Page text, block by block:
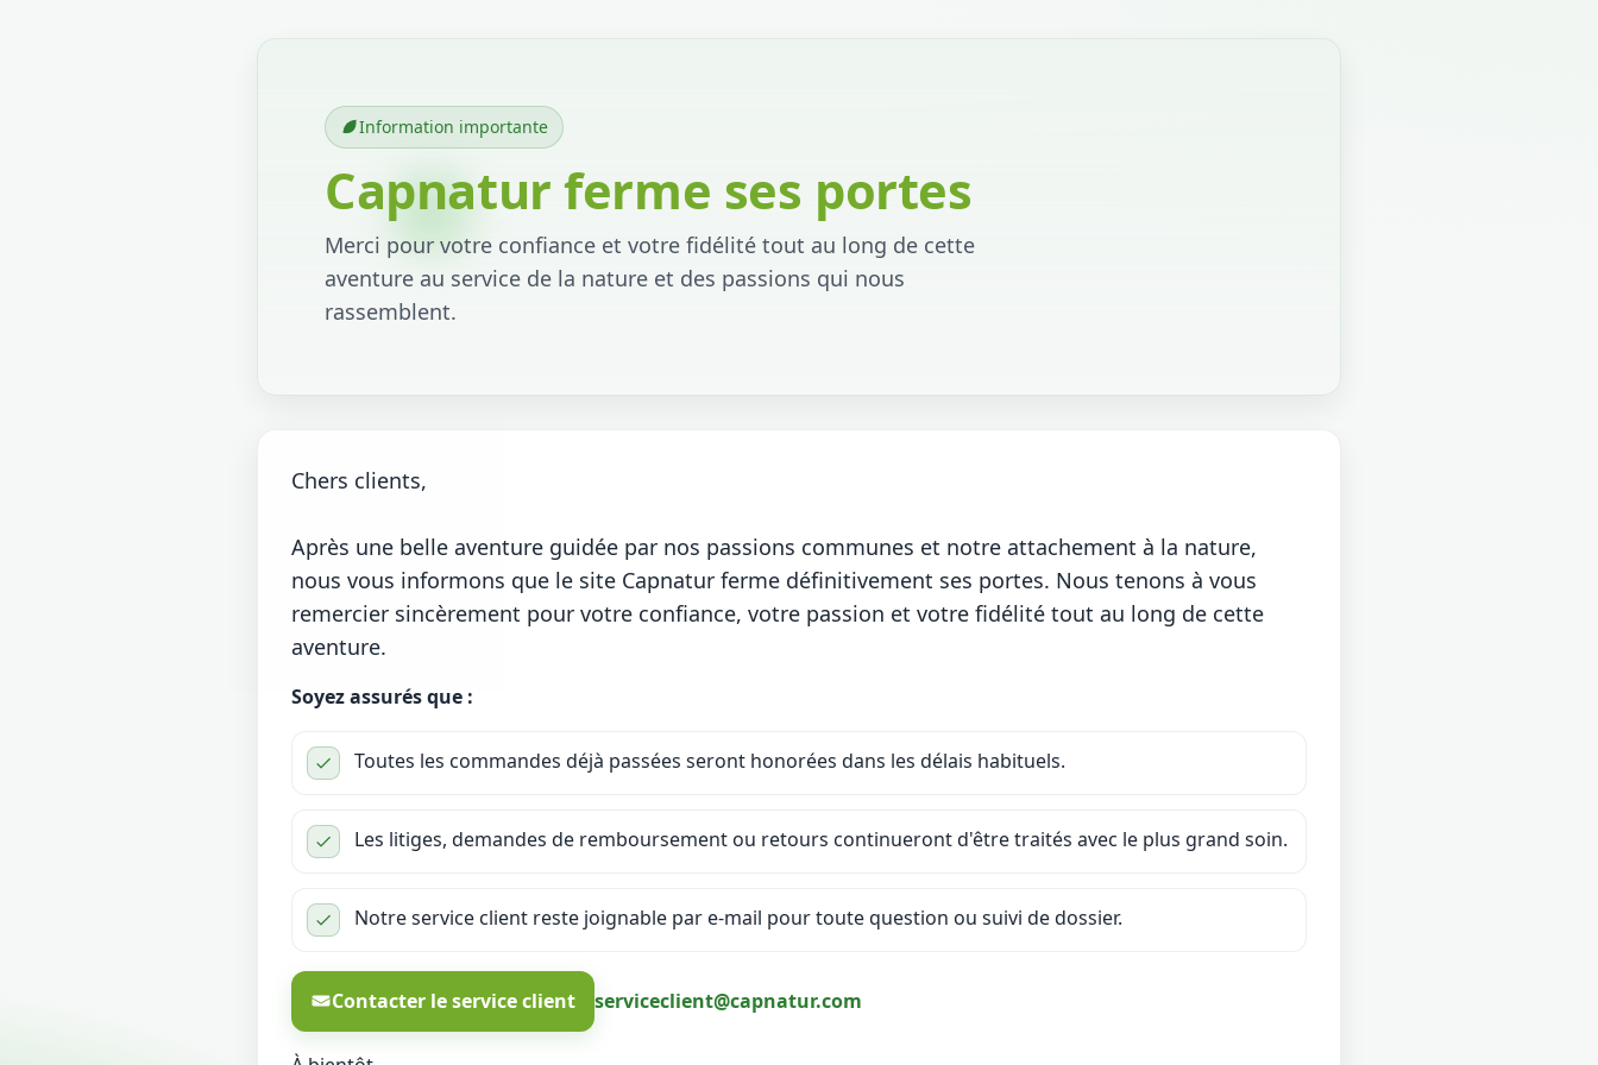
Information importante
Capnatur ferme ses portes
Merci pour votre confiance et votre fidélité tout au long de cette
aventure au service de la nature et des passions qui nous
rassemblent.
Chers clients,
Après une belle aventure guidée par nos passions communes et notre attachement à la nature,
nous vous informons que le site Capnatur ferme définitivement ses portes. Nous tenons à vous
remercier sincèrement pour votre confiance, votre passion et votre fidélité tout au long de cette
aventure.
Soyez assurés que :
Toutes les commandes déjà passées seront honorées dans les délais habituels.
Les litiges, demandes de remboursement ou retours continueront d'être traités avec le plus grand soin.
Notre service client reste joignable par e-mail pour toute question ou suivi de dossier.
Contacter le service client serviceclient@capnatur.com